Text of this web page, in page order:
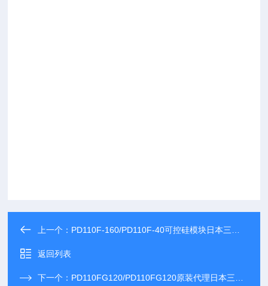
上一个： PD110F-160/PD110F-40可控硅模块日本三社供应现货*保证
返回列表
下一个： PD110FG120/PD110FG120原装代理日本三社可控硅模块现货